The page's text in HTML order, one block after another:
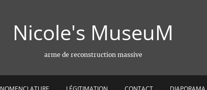
Nicole's MuseuM
arme de reconstruction massive